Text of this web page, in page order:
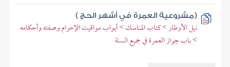
(مشروعية العمرة في أشهر الحج )
نيل الأوطار > كتاب المناسك > أبواب مواقيت الإحرام وصفته وأحكامه
> باب جواز العمرة في جميع السنة